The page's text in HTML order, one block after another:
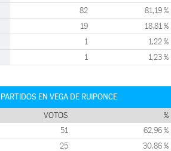
82 81,19 %
19 18,81 %
1 1,22 %
1 1,23 %
EN VEGA DE RUIPONCE
VOTOS %
51 62,96 %
25 30,86 %